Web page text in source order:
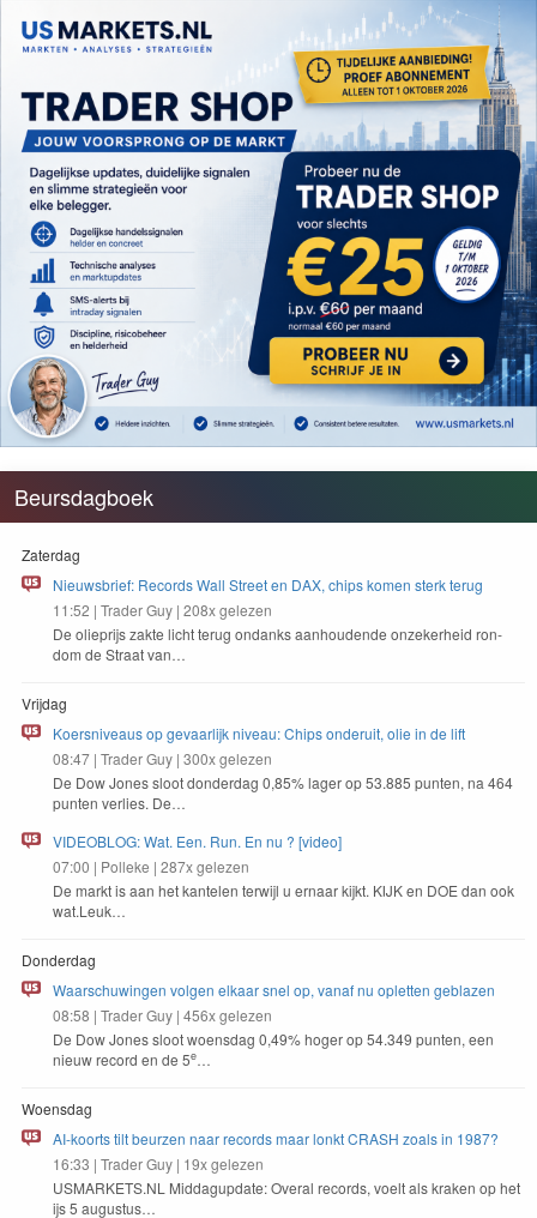
Beursdagboek
Zaterdag
Nieuwsbrief: Records Wall Street en DAX, chips komen sterk terug
11:52 | Trader Guy | 208x gelezen
De oliepri­js zak­te licht terug ondanks aan­houdende onzek­er­heid ron­
dom de Straat van…
Vrijdag
Koersniveaus op gevaarlijk niveau: Chips onderuit, olie in de lift
08:47 | Trader Guy | 300x gelezen
De Dow Jones sloot don­derdag 0,85% lager op53.885 pun­ten, na 464
pun­ten ver­lies. De…
VIDEOBLOG: Wat. Een. Run. En nu ? [video]
07:00 | Polleke | 287x gelezen
De markt is aan het kan­te­len ter­wi­jl u ernaar kijkt. KIJKen DOE dan ook
wat.Leuk…
Donderdag
Waarschuwingen volgen elkaar snel op, vanaf nu opletten geblazen
08:58 | Trader Guy | 456x gelezen
De Dow Jones sloot woens­dag 0,49% hoger op54.349 pun­ten, een
nieuw record en de 5e…
Woensdag
AI-koorts tilt beurzen naar records maar lonkt CRASH zoals in 1987?
16:33 | Trader Guy | 19x gelezen
USMAR​KETS​.NL Mid­dagup­date: Over­al records, voelt als krak­en op het
ijs5 augustus…